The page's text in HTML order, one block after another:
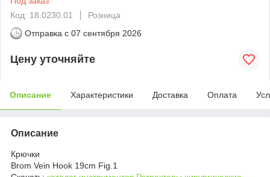
Код: 18.0230.01
Розница
Отправка с 07 сентября 2026
Цену уточняйте
Описание Характеристики Доставка Оплата
Описание
Крючки
Brom Vein Hook 19cm Fig.1